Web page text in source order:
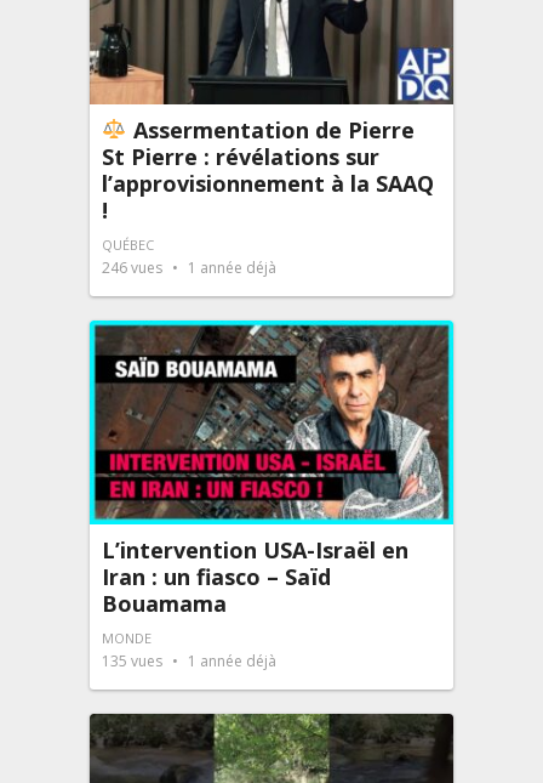
Assermentation de Pierre
St Pierre : révélations sur
l’approvisionnement à la SAAQ
!
QUÉBEC
246vues 1 année déjà
L’intervention USA-Israël en
Iran : un fiasco – Saïd
Bouamama
MONDE
135 vues 1 année déjà